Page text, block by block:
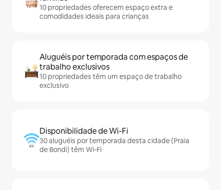
10 propriedades oferecem espaço extra e
comodidades ideais para crianças
Aluguéis por temporada com espaços de
trabalho exclusivos
10 propriedades têm um espaço de trabalho
exclusivo
Disponibilidade de Wi-Fi
30 aluguéis por temporada desta cidade (Praia
de Bondi) têm Wi-Fi